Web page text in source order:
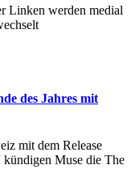
Linken werden medial
des Jahres mit
mit dem Release
kündigen Muse die The